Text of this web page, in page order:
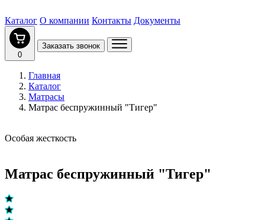
Каталог О компании Контакты Документы
0
Заказать звонок
Главная
Каталог
Матрасы
Матрас беспружинный "Тигер"
Особая жесткость
Матрас беспружинный "Тигер"